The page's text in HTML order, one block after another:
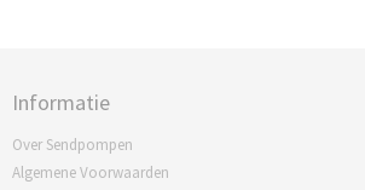
Informatie
Over Sendpompen
Algemene Voorwaarden